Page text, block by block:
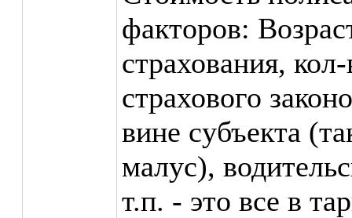
факторов:
страхования,
страхового
вине субъекта
малус),
т.п. - это все в